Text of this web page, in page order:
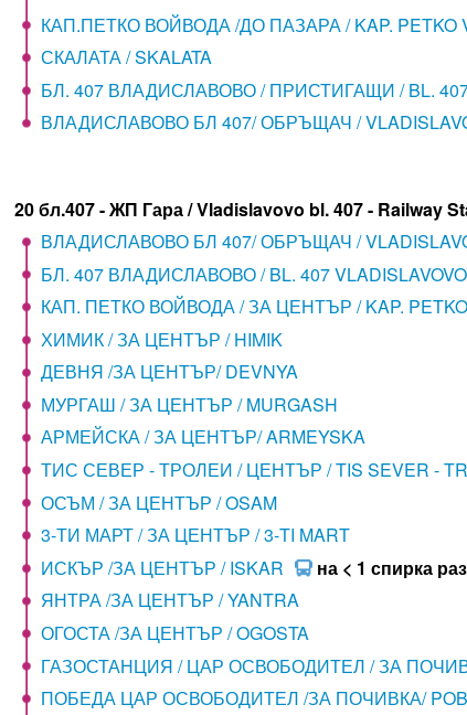
КАП.ПЕТКО ВОЙВОДА /ДО ПАЗАРА / KAP. PETKO
СКАЛАТА / SKALATA
БЛ. 407 ВЛАДИСЛАВОВО / ПРИСТИГАЩИ / BL. 407
ВЛАДИСЛАВОВО БЛ 407/ ОБРЪЩАЧ /
20 бл.407 - ЖП Гара / Vladislavovo bl. 407 - Railway
ВЛАДИСЛАВОВО БЛ 407/ ОБРЪЩАЧ /
БЛ. 407 ВЛАДИСЛАВОВО / BL. 407 VLADISLAVOVO
КАП. ПЕТКО ВОЙВОДА / ЗА ЦЕНТЪР / KAP. PETKO
ХИМИК / ЗА ЦЕНТЪР / HIMIK
ДЕВНЯ /ЗА ЦЕНТЪР/ DEVNYA
МУРГАШ / ЗА ЦЕНТЪР / MURGASH
АРМЕЙСКА / ЗА ЦЕНТЪР/ ARMEYSKA
ТИС СЕВЕР - ТРОЛЕИ / ЦЕНТЪР / TIS SEVER -
ОСЪМ / ЗА ЦЕНТЪР / OSAM
3-ТИ МАРТ / ЗА ЦЕНТЪР / 3-TI MART
ИСКЪР /ЗА ЦЕНТЪР / ISKAR
на < 1 спирка
ЯНТРА /ЗА ЦЕНТЪР / YANTRA
ОГОСТА /ЗА ЦЕНТЪР / OGOSTA
ГАЗОСТАНЦИЯ / ЦАР ОСВОБОДИТЕЛ / ЗА
ПОБЕДА ЦАР ОСВОБОДИТЕЛ /ЗА ПОЧИВКА/